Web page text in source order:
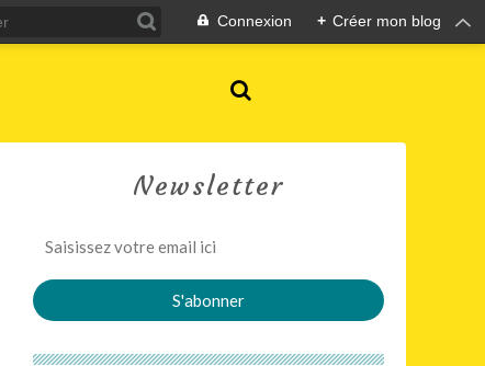
Connexion + Créer mon blog
Newsletter